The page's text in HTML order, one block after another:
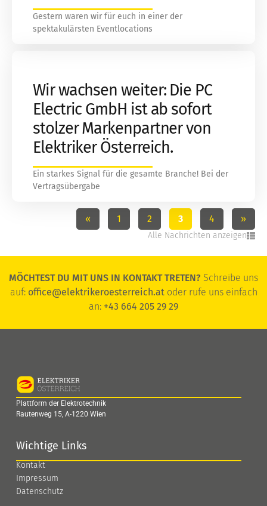
Gestern waren wir für euch in einer der
spektakulärsten Eventlocations
Wir wachsen weiter: Die PC
Electric GmbH ist ab sofort
stolzer Markenpartner von
Elektriker Österreich.
Ein starkes Signal für die gesamte Branche! Bei der
Vertragsübergabe
« 1 2 3 4 »
Alle Nachrichten anzeigen
MÖCHTEST DU MIT UNS IN KONTAKT TRETEN? Schreibe uns
auf: office@elektrikeroesterreich.atoder rufe uns einfach
an: +43 664 205 29 29
Plattform der Elektrotechnik
Rautenweg 15, A-1220 Wien
Wichtige Links
Kontakt
Impressum
Datenschutz